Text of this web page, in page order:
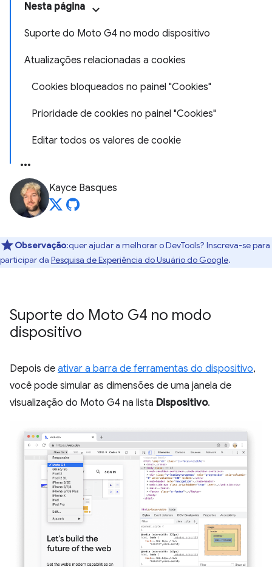
Nesta página
Suporte do Moto G4 no modo dispositivo
Atualizações relacionadas a cookies
Cookies bloqueados no painel "Cookies"
Prioridade de cookies no painel "Cookies"
Editar todos os valores de cookie
Kayce Basques
Observação:quer ajudar a melhorar o DevTools? Inscreva-se para
participar da Pesquisa de Experiência do Usuário do Google.
Suporte do Moto G4 no modo
dispositivo
Depois de ativar a barra de ferramentas do dispositivo,
você pode simular as dimensões de uma janela de
visualização do Moto G4 na lista Dispositivo.